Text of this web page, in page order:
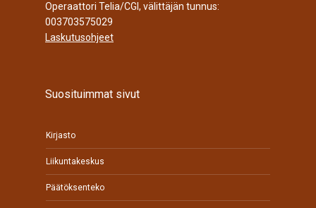
Operaattori Telia/CGI, välittäjän tunnus:
003703575029
Laskutusohjeet
Suosituimmat sivut
Kirjasto
Liikuntakeskus
Päätöksenteko